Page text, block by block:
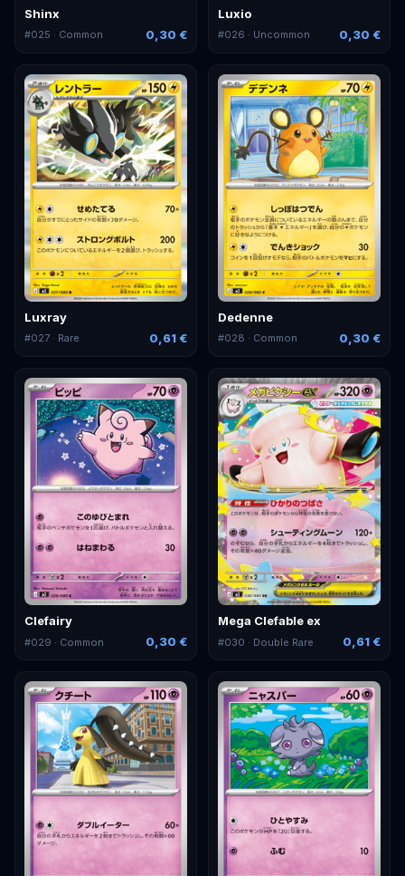
Shinx
#025 · Common 0,30 €
Luxio
#026 · Uncommon 0,30 €
Luxray
#027 · Rare 0,61 €
Dedenne
#028 · Common 0,30 €
Clefairy
#029 · Common 0,30 €
Mega Clefable ex
#030 · Double Rare 0,61 €